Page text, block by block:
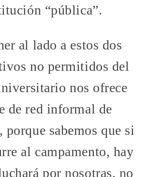
“pública”.
al lado a estos dos
no permitidos del
nos ofrece
de red informal de
porque sabemos que si
al campamento, hay
por nosotras, no